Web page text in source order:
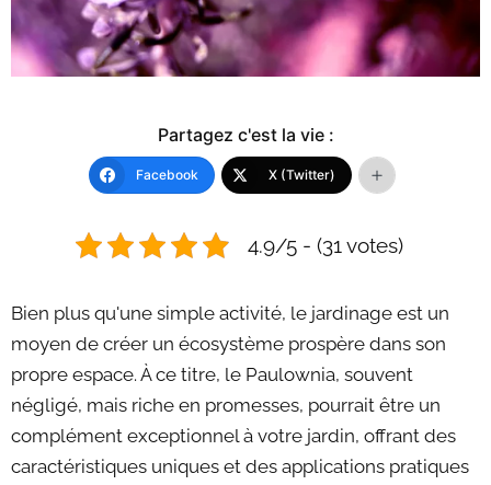
Partagez c'est la vie :
Facebook X (Twitter)
4.9/5 - (31 votes)
Bien plus qu'une simple activité, le jardinage est un
moyen de créer un écosystème prospère dans son
propre espace. À ce titre, le Paulownia, souvent
négligé, mais riche en promesses, pourrait être un
complément exceptionnel à votre jardin, offrant des
caractéristiques uniques et des applications pratiques